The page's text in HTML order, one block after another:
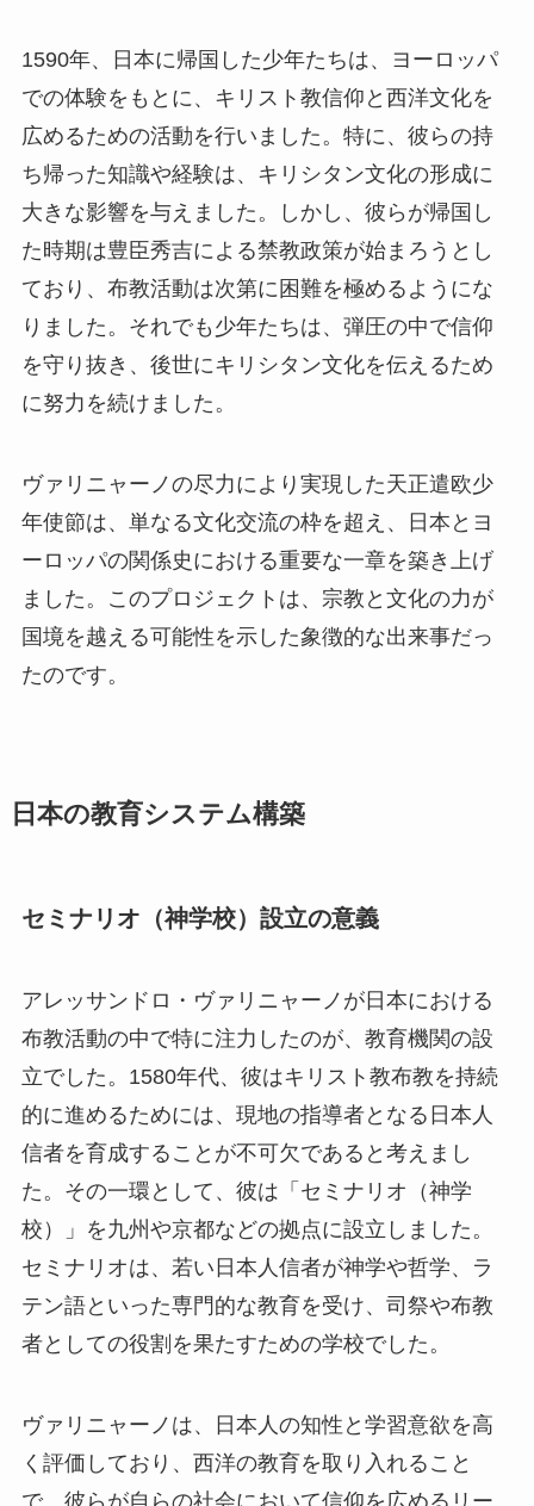
1590年、日本に帰国した少年たちは、ヨーロッパ
での体験をもとに、キリスト教信仰と西洋文化を
広めるための活動を行いました。特に、彼らの持
ち帰った知識や経験は、キリシタン文化の形成に
大きな影響を与えました。しかし、彼らが帰国し
た時期は豊臣秀吉による禁教政策が始まろうとし
ており、布教活動は次第に困難を極めるようにな
りました。それでも少年たちは、弾圧の中で信仰
を守り抜き、後世にキリシタン文化を伝えるため
に努力を続けました。
ヴァリニャーノの尽力により実現した天正遣欧少
年使節は、単なる文化交流の枠を超え、日本とヨ
ーロッパの関係史における重要な一章を築き上げ
ました。このプロジェクトは、宗教と文化の力が
国境を越える可能性を示した象徴的な出来事だっ
たのです。
日本の教育システム構築
セミナリオ（神学校）設立の意義
アレッサンドロ・ヴァリニャーノが日本における
布教活動の中で特に注力したのが、教育機関の設
立でした。1580年代、彼はキリスト教布教を持続
的に進めるためには、現地の指導者となる日本人
信者を育成することが不可欠であると考えまし
た。その一環として、彼は「セミナリオ（神学
校）」を九州や京都などの拠点に設立しました。
セミナリオは、若い日本人信者が神学や哲学、ラ
テン語といった専門的な教育を受け、司祭や布教
者としての役割を果たすための学校でした。
ヴァリニャーノは、日本人の知性と学習意欲を高
く評価しており、西洋の教育を取り入れること
で、彼らが自らの社会において信仰を広めるリー